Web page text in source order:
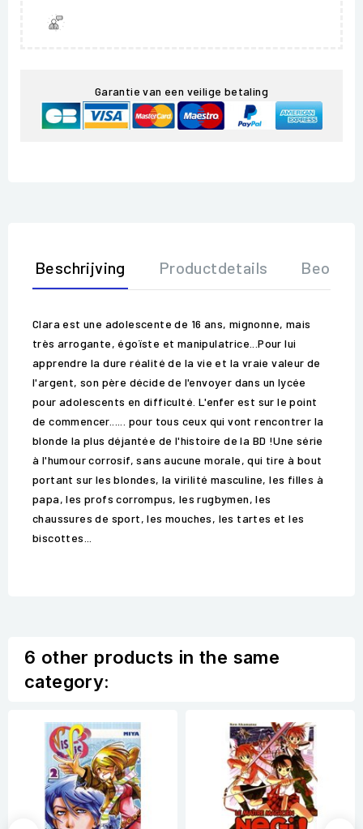
Garantie van een veilige betaling
Beschrijving Productdetails
Clara est une adolescente de 16 ans, mignonne, mais
très arrogante, égoïste et manipulatrice...Pour lui
apprendre la dure réalité de la vie et la vraie valeur de
l'argent, son père décide de l'envoyer dans un lycée
pour adolescents en difficulté. L'enfer est sur le point
de commencer...... pour tous ceux qui vont rencontrer la
blonde la plus déjantée de l'histoire de la BD !Une série
à l'humour corrosif, sans aucune morale, qui tire à bout
portant sur les blondes, la virilité masculine, les filles à
papa, les profs corrompus, les rugbymen, les
chaussures de sport, les mouches, les tartes et les
biscottes...
6 other products in the same
category: